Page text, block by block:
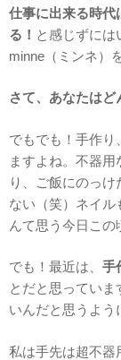
仕事に出来る時代
る！ と感じずには
minne（ミンネ）
さて、あなたはど
でもでも！手作り
ますよね。不器
り、ご飯にのっ
ない（笑）ネイル
んて思う今日この
でも！最近は、 手
とだと思ってい
いんだと思うよう
私は手先は超不器